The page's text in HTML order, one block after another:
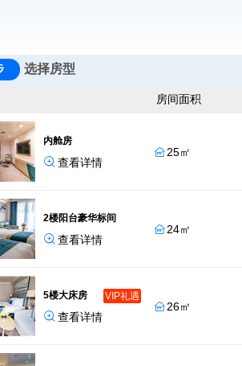
选择房型
房间面积
内舱房
 查看详情
 25㎡
2楼阳台豪华标间
 查看详情
 24㎡
5楼大床房 VIP礼遇
 查看详情
 26㎡